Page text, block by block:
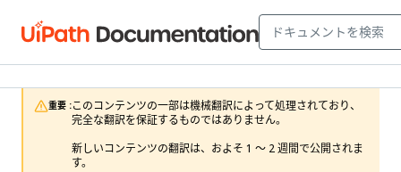
重要 :このコンテンツの一部は機械翻訳によって処理されており、
完全な翻訳を保証するものではありません。
新しいコンテンツの翻訳は、およそ 1 ～ 2 週間で公開されま
す。